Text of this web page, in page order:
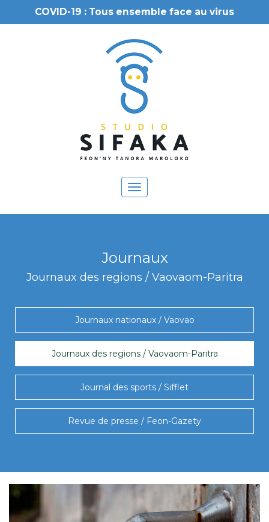
COVID-19 : Tous ensemble face au virus
Toggle
navigation
Journaux
Journaux des regions / Vaovaom-Paritra
Journaux nationaux / Vaovao
Journaux des regions / Vaovaom-Paritra
Journal des sports / Sifflet
Revue de presse / Feon-Gazety